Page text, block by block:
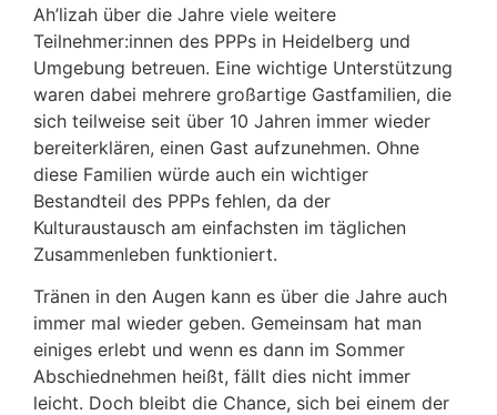
Ah’lizah über die Jahre viele weitere
Teilnehmer:innen des PPPs in Heidelberg und
Umgebung betreuen. Eine wichtige Unterstützung
waren dabei mehrere großartige Gastfamilien, die
sich teilweise seit über 10 Jahren immer wieder
bereiterklären, einen Gast aufzunehmen. Ohne
diese Familien würde auch ein wichtiger
Bestandteil des PPPs fehlen, da der
Kulturaustausch am einfachsten im täglichen
Zusammenleben funktioniert.
Tränen in den Augen kann es über die Jahre auch
immer mal wieder geben. Gemeinsam hat man
einiges erlebt und wenn es dann im Sommer
Abschiednehmen heißt, fällt dies nicht immer
leicht. Doch bleibt die Chance, sich bei einem der